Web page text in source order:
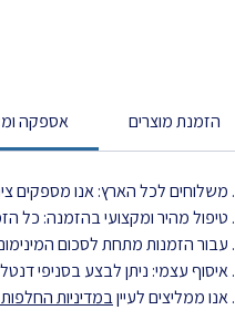
אספקה הזמנת מוצרים
משלוחים לכל הארץ: אנו מספקים
טיפול מהיר ומקצועי בהזמנה: כל הזמנה מטופלת עד 3 ימי עסקים
עבור הזמנות מתחת לסכום
איסוף עצמי: ניתן לבצע בסניפי
אנו ממליצים לעייןבמדיניות